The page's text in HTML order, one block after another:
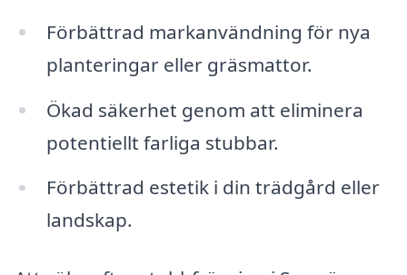
Förbättrad markanvändning för nya
planteringar eller gräsmattor.
Ökad säkerhet genom att eliminera
potentiellt farliga stubbar.
Förbättrad estetik i din trädgård eller
landskap.